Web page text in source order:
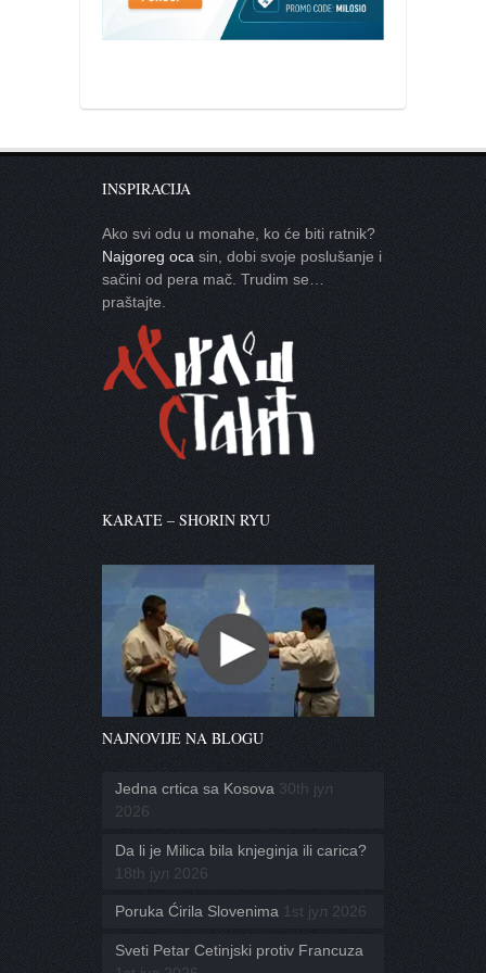
INSPIRACIJA
Ako svi odu u monahe, ko će biti ratnik?
Najgoreg oca sin, dobi svoje poslušanje i
sačini od pera mač. Trudim se…
praštajte.
KARATE – SHORIN RYU
NAJNOVIJE NA BLOGU
Jedna crtica sa Kosova 30th јул
2026
Da li je Milica bila knjeginja ili carica?
18th јул 2026
Poruka Ćirila Slovenima 1st јул 2026
Sveti Petar Cetinjski protiv Francuza